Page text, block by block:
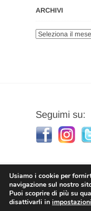
ARCHIVI
Archivi
Seguimi su:
Stefano
Usiamo i cookie per
navigazione sul nostro
Puoi scoprire di più su
disattivarli in impostazioni